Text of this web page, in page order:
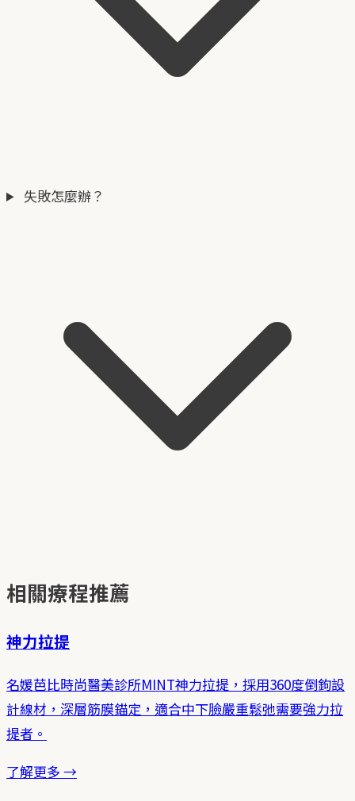
失敗怎麼辦？
相關療程推薦
神力拉提
名媛芭比時尚醫美診所MINT神力拉提，採用360度倒鉤設
計線材，深層筋膜錨定，適合中下臉嚴重鬆弛需要強力拉
提者。
了解更多 →